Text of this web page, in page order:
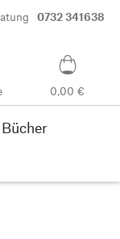
0732 341638
0,00 €
Bücher